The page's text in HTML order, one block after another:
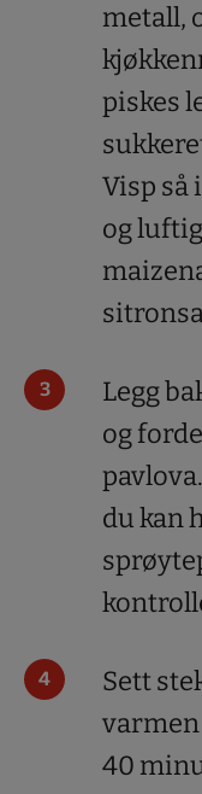
metall,
piskes
Visp så
og
Legg
og
du kan
Sett
varmen
40